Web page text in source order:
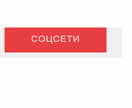
СОЦСЕТИ